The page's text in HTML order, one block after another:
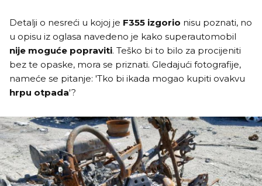
Detalji o nesreći u kojoj je F355 izgorio nisu poznati, no
u opisu iz oglasa navedeno je kako superautomobil
nije moguće popraviti. Teško bi to bilo za procijeniti
bez te opaske, mora se priznati. Gledajući fotografije,
nameće se pitanje: 'Tko bi ikada mogao kupiti ovakvu
hrpu otpada'?